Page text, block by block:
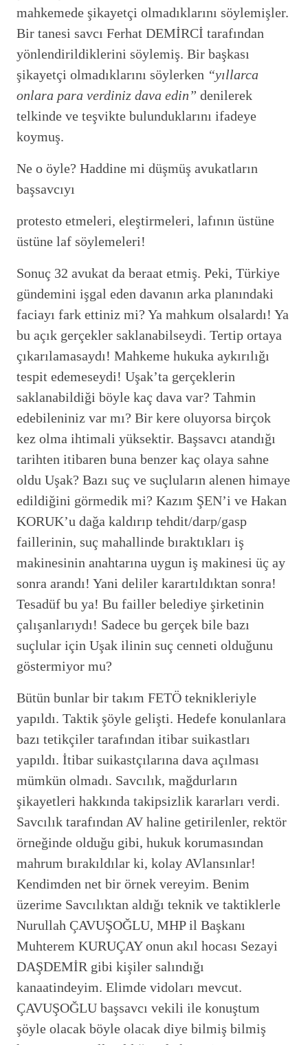
mahkemede şikayetçi olmadıklarını söylemişler.
Bir tanesi savcı Ferhat DEMİRCİ tarafından
yönlendirildiklerini söylemiş. Bir başkası
şikayetçi olmadıklarını söylerken “yıllarca
onlara para verdiniz dava edin” denilerek
telkinde ve teşvikte bulunduklarını ifadeye
koymuş.
Ne o öyle? Haddine mi düşmüş avukatların
başsavcıyı
protesto etmeleri, eleştirmeleri, lafının üstüne
üstüne laf söylemeleri!
Sonuç 32 avukat da beraat etmiş. Peki, Türkiye
gündemini işgal eden davanın arka planındaki
faciayı fark ettiniz mi? Ya mahkum olsalardı! Ya
bu açık gerçekler saklanabilseydi. Tertip ortaya
çıkarılamasaydı! Mahkeme hukuka aykırılığı
tespit edemeseydi! Uşak’ta gerçeklerin
saklanabildiği böyle kaç dava var? Tahmin
edebileniniz var mı? Bir kere oluyorsa birçok
kez olma ihtimali yüksektir. Başsavcı atandığı
tarihten itibaren buna benzer kaç olaya sahne
oldu Uşak? Bazı suç ve suçluların alenen himaye
edildiğini görmedik mi? Kazım ŞEN’i ve Hakan
KORUK’u dağa kaldırıp tehdit/darp/gasp
faillerinin, suç mahallinde bıraktıkları iş
makinesinin anahtarına uygun iş makinesi üç ay
sonra arandı! Yani deliler karartıldıktan sonra!
Tesadüf bu ya! Bu failler belediye şirketinin
çalışanlarıydı! Sadece bu gerçek bile bazı
suçlular için Uşak ilinin suç cenneti olduğunu
göstermiyor mu?
Bütün bunlar bir takım FETÖ teknikleriyle
yapıldı. Taktik şöyle gelişti. Hedefe konulanlara
bazı tetikçiler tarafından itibar suikastları
yapıldı. İtibar suikastçılarına dava açılması
mümkün olmadı. Savcılık, mağdurların
şikayetleri hakkında takipsizlik kararları verdi.
Savcılık tarafından AV haline getirilenler, rektör
örneğinde olduğu gibi, hukuk korumasından
mahrum bırakıldılar ki, kolay AVlansınlar!
Kendimden net bir örnek vereyim. Benim
üzerime Savcılıktan aldığı teknik ve taktiklerle
Nurullah ÇAVUŞOĞLU, MHP il Başkanı
Muhterem KURUÇAY onun akıl hocası Sezayi
DAŞDEMİR gibi kişiler salındığı
kanaatindeyim. Elimde vidoları mevcut.
ÇAVUŞOĞLU başsavcı vekili ile konuştum
şöyle olacak böyle olacak diye bilmiş bilmiş